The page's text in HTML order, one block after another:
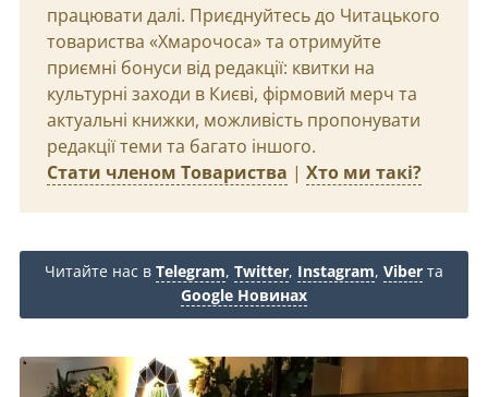
працювати далі. Приєднуйтесь до Читацького
товариства «Хмарочоса» та отримуйте
приємні бонуси від редакції: квитки на
культурні заходи в Києві, фірмовий мерч та
актуальні книжки, можливість пропонувати
редакції теми та багато іншого.
Стати членом Товариства | Хто ми такі?
Читайте нас в Telegram, Twitter, Instagram, Viber та
Google Новинах